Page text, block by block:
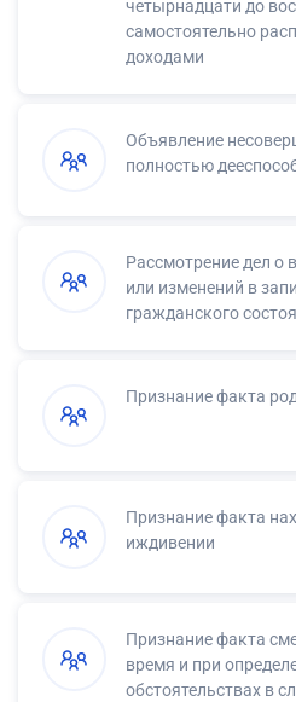
четырнадцати до
самостоятельно
доходами
Объявление
полностью
Рассмотрение дел о
или изменений в
гражданского
Признание факта
Признание факта
иждивении
Признание факта
время и при
обстоятельствах в